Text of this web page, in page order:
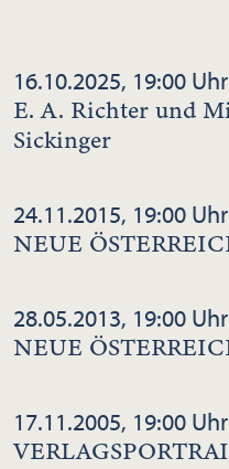
16.10.2025, 19:00 Uhr
E. A. Richter und
Sickinger
24.11.2015, 19:00 Uhr
NEUE
28.05.2013, 19:00 Uhr
NEUE
17.11.2005, 19:00 Uhr